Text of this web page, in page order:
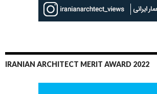
IRANIAN ARCHITECT MERIT AWARD 2022